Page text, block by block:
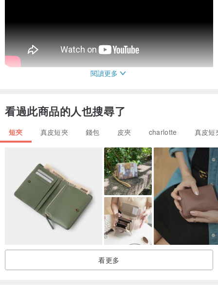
天然牛皮製成短夾錢包，防刮痕、耐用，小巧尺寸攜帶方便，可收納
信用卡、鈔票等，內有拉鍊夾層可裝硬幣，適合於日常使用。
閱讀更多
看過此商品的人也搜尋了
短夾 真皮短夾 錢包 皮夾 charlotte 真皮短
看更多